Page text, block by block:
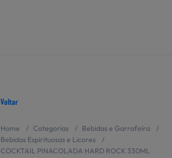
Voltar
Home / Categorias / Bebidas e Garrafeira
/
Bebidas Espirituosas e Licores
/
COCKTAIL PINACOLADA HARD ROCK 330ML